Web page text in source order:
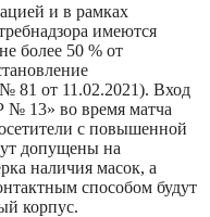
и в рамках
имеются
более 50 % от
81 от 11.02.2021). Вход
13» во время матча
с повышенной
допущены на
наличия масок, а
способом будут
корпус.